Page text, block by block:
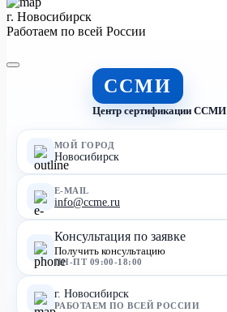
г. Новосибирск
Работаем по всей России
ССМИ
Центр сертификации ССМИ
МОЙ ГОРОД
Новосибирск
E-MAIL
info@ccme.ru
Консультация по заявке
Получить консультацию
ПН-ПТ 09:00-18:00
г. Новосибирск
РАБОТАЕМ ПО ВСЕЙ РОССИИ